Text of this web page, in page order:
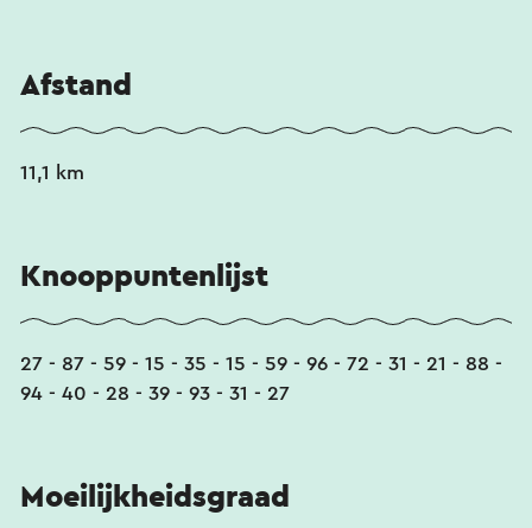
Afstand
11,1 km
Knooppuntenlijst
27 - 87 - 59 - 15 - 35 - 15 - 59 - 96 - 72 - 31 - 21 - 88 -
94 - 40 - 28 - 39 - 93 - 31 - 27
Moeilijkheidsgraad